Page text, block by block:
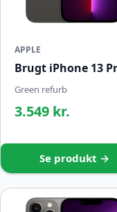
APPLE
Brugt iPhone 13
Green refurb
3.549 kr.
Se produkt →